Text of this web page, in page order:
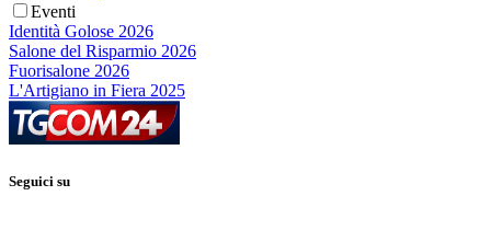
Eventi
Identità Golose 2026
Salone del Risparmio 2026
Fuorisalone 2026
L'Artigiano in Fiera 2025
Seguici su